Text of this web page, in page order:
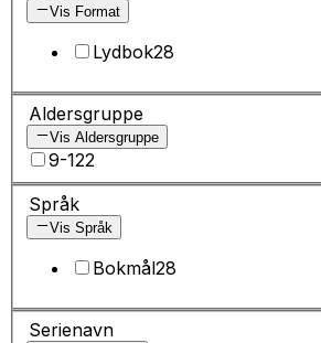
Vis Format
Lydbok28
Aldersgruppe
Vis Aldersgruppe
9-122
Språk
Vis Språk
Bokmål28
Serienavn